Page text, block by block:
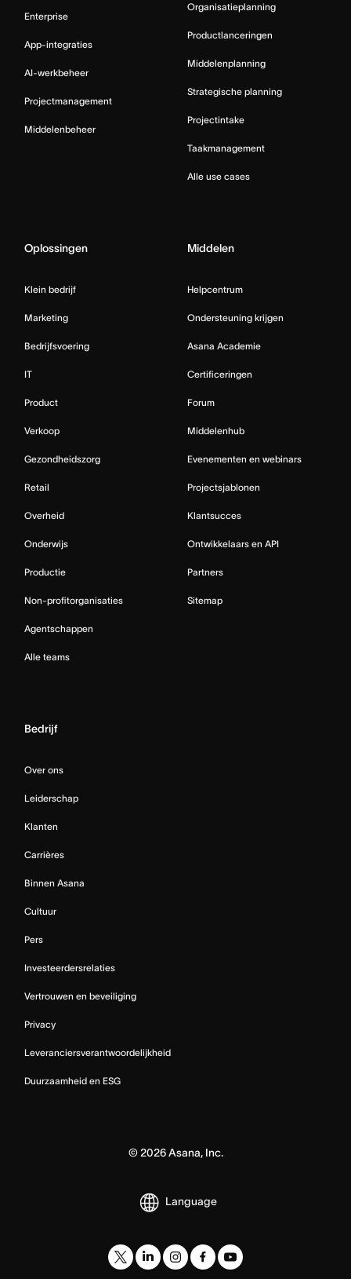
Enterprise
App-integraties
AI-werkbeheer
Projectmanagement
Middelenbeheer
Organisatieplanning
Productlanceringen
Middelenplanning
Strategische planning
Projectintake
Taakmanagement
Alle use cases
Oplossingen
Klein bedrijf
Marketing
Bedrijfsvoering
IT
Product
Verkoop
Gezondheidszorg
Retail
Overheid
Onderwijs
Productie
Non-profitorganisaties
Agentschappen
Alle teams
Middelen
Helpcentrum
Ondersteuning krijgen
Asana Academie
Certificeringen
Forum
Middelenhub
Evenementen en webinars
Projectsjablonen
Klantsucces
Ontwikkelaars en API
Partners
Sitemap
Bedrijf
Over ons
Leiderschap
Klanten
Carrières
Binnen Asana
Cultuur
Pers
Investeerdersrelaties
Vertrouwen en beveiliging
Privacy
Leveranciersverantwoordelijkheid
Duurzaamheid en ESG
© 2026Asana, Inc.
Language